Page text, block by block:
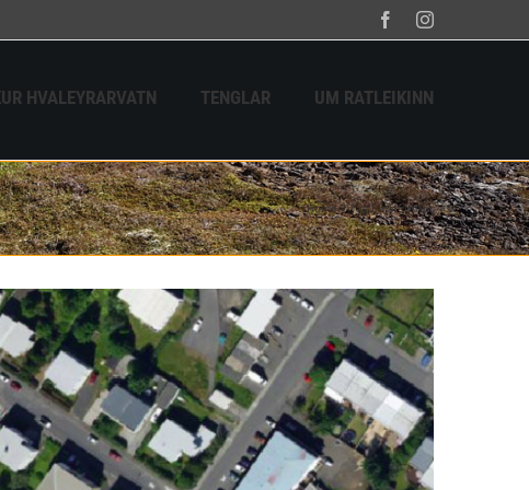
FacebookInstagram
HVALEYRARVATN TENGLAR UM RATLEIKINN
Home Tag:Einarsreitur